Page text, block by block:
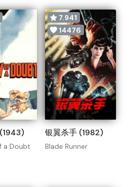
a Doubt
7.941
14476
银翼杀手 (1982)
Blade Runner